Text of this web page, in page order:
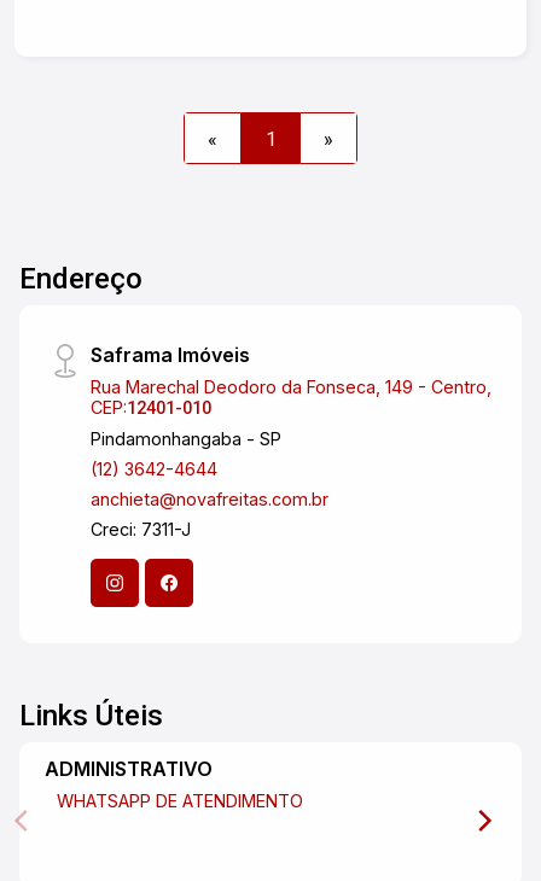
monitorada por câmeras. Garantia locatícia
Seguro Fiança.
« 1 »
Endereço
Saframa Imóveis
Rua Marechal Deodoro da Fonseca, 149 - Centro,
CEP:12401-010
Pindamonhangaba - SP
(12) 3642-4644
anchieta@novafreitas.com.br
Creci: 7311-J
Links Úteis
ADMINISTRATIVO
WHATSAPP DE ATENDIMENTO